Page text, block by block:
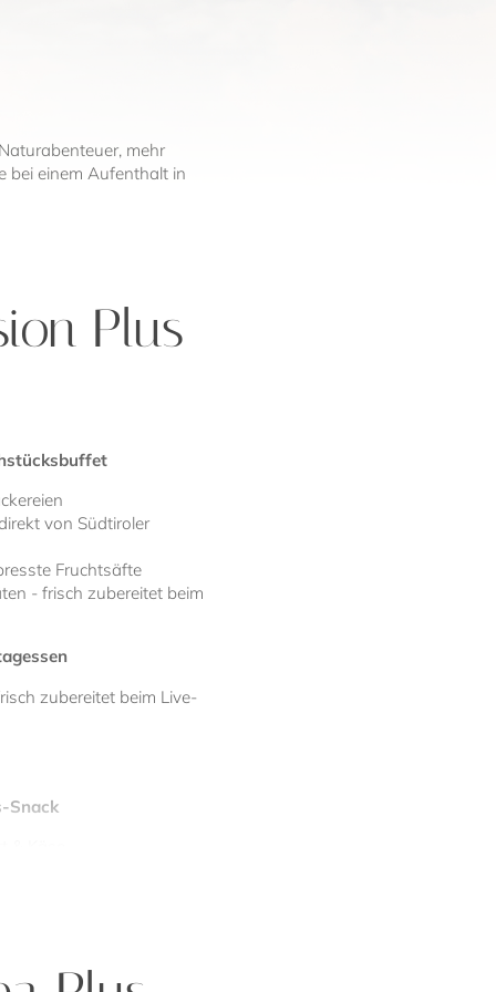
mehr
bei einem Aufenthalt in
Plus
von Südtiroler
Fruchtsäfte
- frisch zubereitet beim
zubereitet beim Live-
Snack
Obst
Wahl
inklusive